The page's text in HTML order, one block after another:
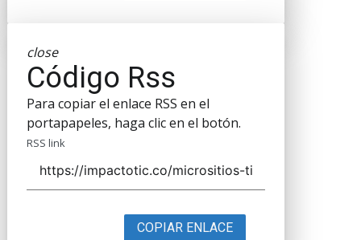
close
Código Rss
Para copiar el enlace RSS en el
portapapeles, haga clic en el botón.
RSS link
COPIAR ENLACE